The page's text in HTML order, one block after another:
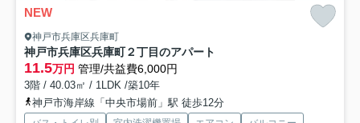
NEW
神戸市兵庫区兵庫町
神戸市兵庫区兵庫町２丁目のアパート
11.5万円 管理/共益費6,000円
3階 / 40.03㎡ / 1LDK /築10年
神戸市海岸線「中央市場前」駅 徒歩12分